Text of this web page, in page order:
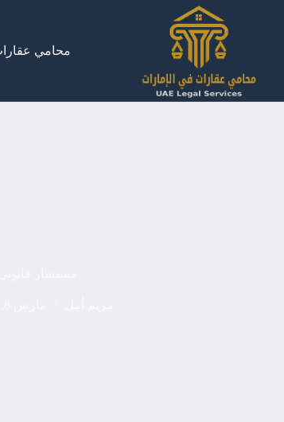
محامي